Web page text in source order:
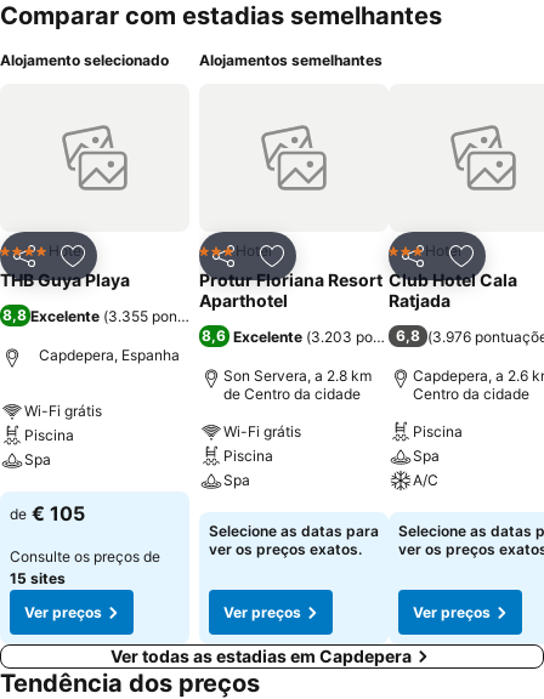
condicionado nas áreas comuns, piscina externa e uma academia
serviço de quartos 24h e restaurante. Para momentos de diversão
portadoras de deficiência. Ao redor do hotel existem várias
atrações, nomeadamente lojas, diversão nocturna e restaurantes.
Comparar com estadias semelhantes
Alojamento selecionado
PartilharAdicionar aos favoritos
4 EstrelasHotel
THB Guya Playa
8,8Excelente (3.355 pontuações
Capdepera, Espanha
Wi-Fi grátis
Piscina
Spa
Ver preços
de € 105
Consulte os preços de
15 sites
Ver preços
Alojamentos semelhantes
PartilharAdicionar aos favoritos
3 Estrelas
Hotel
Protur Floriana Resort
Aparthotel
8,6 Excelente (3.203 pontuações)
Son Servera, a 2.8 km
de Centro da cidade
Wi-Fi grátis
Piscina
Spa
Ver preços
Selecione as datas para
ver os preços exatos.
Ver preços
Partilhar
3 Estrelas
Hotel
Club Hotel Cala
Ratjada
6,8 (3.976
Capdepera, a 2.6
Centro da cidade
Piscina
Spa
A/C
Ver preços
Selecione as datas
ver os preços
Ver preços
Ver todas as estadias em Capdepera
Tendência dos preços